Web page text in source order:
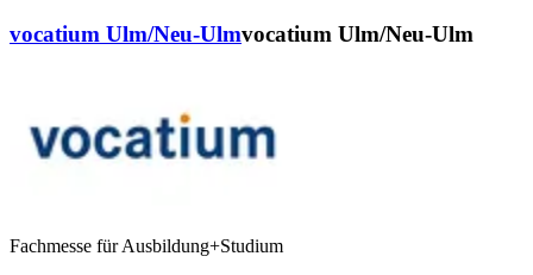
vocatium Ulm/Neu-Ulmvocatium Ulm/Neu-Ulm
Fachmesse für Ausbildung+Studium